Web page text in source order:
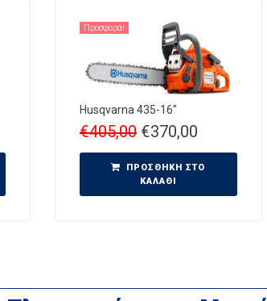
Προσφορά!
Husqvarna 435-16″
€405,00 €370,00
ΠΡΟΣΘΉΚΗ ΣΤΟ
ΚΑΛΆΘΙ